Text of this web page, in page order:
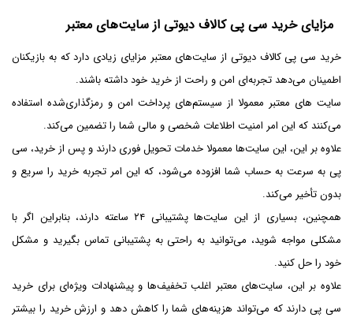
مزایای خرید سی پی کالاف دیوتی از سایت‌های معتبر
خرید سی پی کالاف دیوتی از سایت‌های معتبر مزایای زیادی دارد که به بازیکنان
اطمینان می‌دهد تجربه‌ای امن و راحت از خرید خود داشته باشند.
سایت های معتبر معمولا از سیستم‌های پرداخت امن و رمزگذاری‌شده استفاده
می‌کنند که این امر امنیت اطلاعات شخصی و مالی شما را تضمین می‌کند.
علاوه بر این، این سایت‌ها معمولا خدمات تحویل فوری دارند و پس از خرید، سی
پی به سرعت به حساب شما افزوده می‌شود، که این امر تجربه خرید را سریع و
بدون تأخیر می‌کند.
همچنین، بسیاری از این سایت‌ها پشتیبانی ۲۴ ساعته دارند، بنابراین اگر با
مشکلی مواجه شوید، می‌توانید به راحتی به پشتیبانی تماس بگیرید و مشکل
خود را حل کنید.
علاوه بر این، سایت‌های معتبر اغلب تخفیف‌ها و پیشنهادات ویژه‌ای برای خرید
سی پی دارند که می‌تواند هزینه‌های شما را کاهش دهد و ارزش خرید را بیشتر